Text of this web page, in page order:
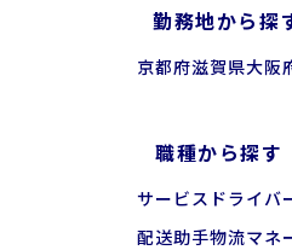
勤務地から探
京都府滋賀県大阪
職種から探す
サービスドライバ
配送助手物流マネ